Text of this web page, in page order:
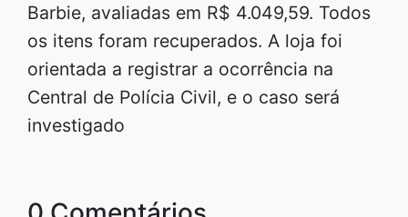
Barbie, avaliadas em R$ 4.049,59. Todos
os itens foram recuperados. A loja foi
orientada a registrar a ocorrência na
Central de Polícia Civil, e o caso será
investigado